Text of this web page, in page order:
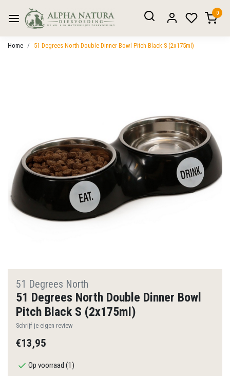
0
Home 51 Degrees North Double Dinner Bowl Pitch Black S (2x175ml)
51 Degrees North
51 Degrees North Double Dinner Bowl
Pitch Black S (2x175ml)
Schrijf je eigen review
€13,95
Op voorraad (1)